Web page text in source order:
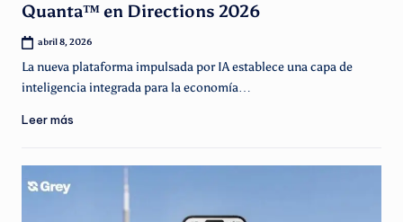
Quanta™ en Directions 2026
abril 8, 2026
La nueva plataforma impulsada por IA establece una capa de
inteligencia integrada para la economía…
Leer más